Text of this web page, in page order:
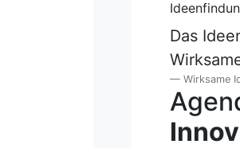
Das
Wirksame